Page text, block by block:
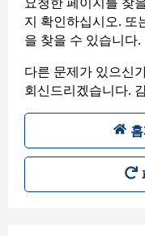
지 확인하십시오. 또
을 찾을 수 있습니다.
다른 문제가 있으신
회신드리겠습니다.